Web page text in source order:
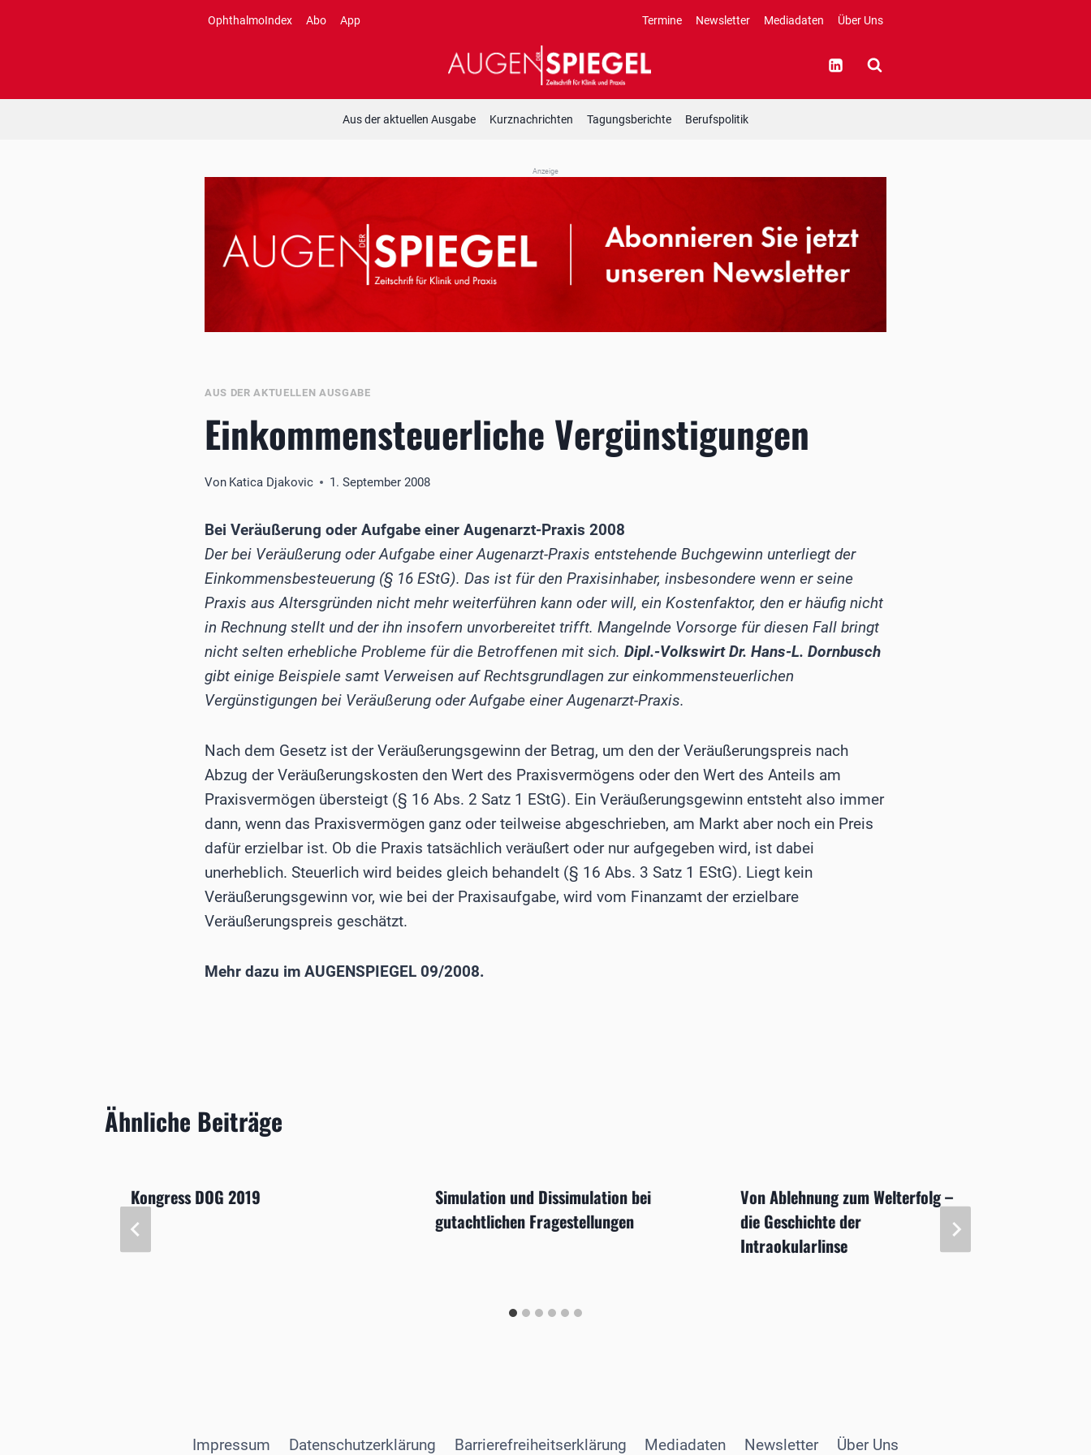
OphthalmoIndex Abo App Termine Newsletter Mediadaten Über Uns
Aus der aktuellen Ausgabe Kurznachrichten Tagungsberichte Berufspolitik
Anzeige
AUS DER AKTUELLEN AUSGABE
Einkommensteuerliche Vergünstigungen
Von Katica Djakovic 1. September 2008
Bei Veräußerung oder Aufgabe einer Augenarzt-Praxis 2008
Der bei Veräußerung oder Aufgabe einer Augenarzt-Praxis entstehende Buchgewinn unterliegt der
Einkommensbesteuerung (§ 16 EStG). Das ist für den Praxisinhaber, insbesondere wenn er seine
Praxis aus Altersgründen nicht mehr weiterführen kann oder will, ein Kostenfaktor, den er häufig nicht
in Rechnung stellt und der ihn insofern unvorbereitet trifft. Mangelnde Vorsorge für diesen Fall bringt
nicht selten erhebliche Probleme für die Betroffenen mit sich. Dipl.-Volkswirt Dr. Hans-L. Dornbusch
gibt einige Beispiele samt Verweisen auf Rechtsgrundlagen zur einkommensteuerlichen
Vergünstigungen bei Veräußerung oder Aufgabe einer Augenarzt-Praxis.
Nach dem Gesetz ist der Veräußerungsgewinn der Betrag, um den der Veräußerungspreis nach
Abzug der Veräußerungskosten den Wert des Praxisvermögens oder den Wert des Anteils am
Praxisvermögen übersteigt (§ 16 Abs. 2 Satz 1 EStG). Ein Veräußerungsgewinn entsteht also immer
dann, wenn das Praxisvermögen ganz oder teilweise abgeschrieben, am Markt aber noch ein Preis
dafür erzielbar ist. Ob die Praxis tatsächlich veräußert oder nur aufgegeben wird, ist dabei
unerheblich. Steuerlich wird beides gleich behandelt (§ 16 Abs. 3 Satz 1 EStG). Liegt kein
Veräußerungsgewinn vor, wie bei der Praxisaufgabe, wird vom Finanzamt der erzielbare
Veräußerungspreis geschätzt.
Mehr dazu im AUGENSPIEGEL 09/2008.
Ähnliche Beiträge
Kongress DOG 2019
Simulation und Dissimulation bei
gutachtlichen Fragestellungen
Von Ablehnung zum Welterfolg –
die Geschichte der
Intraokularlinse
Impressum Datenschutzerklärung Barrierefreiheitserklärung Mediadaten Newsletter Über Uns